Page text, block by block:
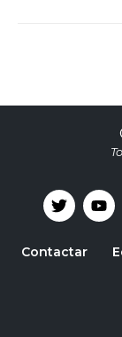
Contactar